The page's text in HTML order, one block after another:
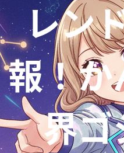
レン
報！
界